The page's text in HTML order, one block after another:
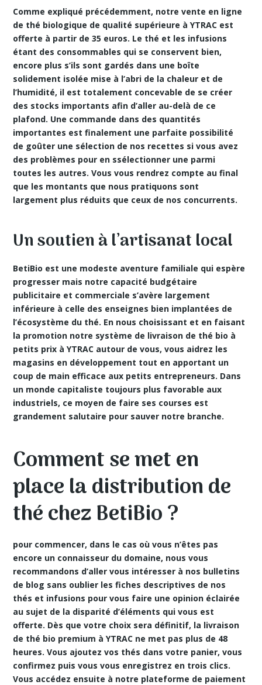
Comme expliqué précédemment, notre vente en ligne
de thé biologique de qualité supérieure à YTRAC est
offerte à partir de 35 euros. Le thé et les infusions
étant des consommables qui se conservent bien,
encore plus s’ils sont gardés dans une boîte
solidement isolée mise à l’abri de la chaleur et de
l’humidité, il est totalement concevable de se créer
des stocks importants afin d’aller au-delà de ce
plafond. Une commande dans des quantités
importantes est finalement une parfaite possibilité
de goûter une sélection de nos recettes si vous avez
des problèmes pour en ssélectionner une parmi
toutes les autres. Vous vous rendrez compte au final
que les montants que nous pratiquons sont
largement plus réduits que ceux de nos concurrents.
Un soutien à l’artisanat local
BetiBio est une modeste aventure familiale qui espère
progresser mais notre capacité budgétaire
publicitaire et commerciale s’avère largement
inférieure à celle des enseignes bien implantées de
l’écosystème du thé. En nous choisissant et en faisant
la promotion notre système de livraison de thé bio à
petits prix à YTRAC autour de vous, vous aidrez les
magasins en développement tout en apportant un
coup de main efficace aux petits entrepreneurs. Dans
un monde capitaliste toujours plus favorable aux
industriels, ce moyen de faire ses courses est
grandement salutaire pour sauver notre branche.
Comment se met en
place la distribution de
thé chez BetiBio ?
pour commencer, dans le cas où vous n’êtes pas
encore un connaisseur du domaine, nous vous
recommandons d’aller vous intéresser à nos bulletins
de blog sans oublier les fiches descriptives de nos
thés et infusions pour vous faire une opinion éclairée
au sujet de la disparité d’éléments qui vous est
offerte. Dès que votre choix sera définitif, la livraison
de thé bio premium à YTRAC ne met pas plus de 48
heures. Vous ajoutez vos thés dans votre panier, vous
confirmez puis vous vous enregistrez en trois clics.
Vous accédez ensuite à notre plateforme de paiement